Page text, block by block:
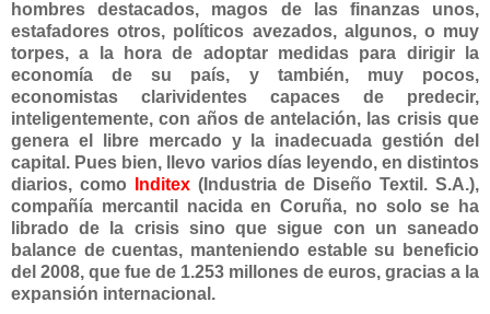
hombres destacados, magos de las finanzas unos,
estafadores otros, políticos avezados, algunos, o muy
torpes, a la hora de adoptar medidas para dirigir la
economía de su país, y también, muy pocos,
economistas clarividentes capaces de predecir,
inteligentemente, con años de antelación, las crisis que
genera el libre mercado y la inadecuada gestión del
capital. Pues bien, llevo varios días leyendo, en distintos
diarios, como
Inditex (Industria de Diseño Textil. S.A.),
compañía mercantil nacida en Coruña, no solo se ha
librado de la crisis sino que sigue con un saneado
balance de cuentas, manteniendo estable su beneficio
del 2008, que fue de 1.253 millones de euros, gracias a la
expansión internacional.